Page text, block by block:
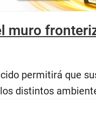
muro
permitirá que
distintos